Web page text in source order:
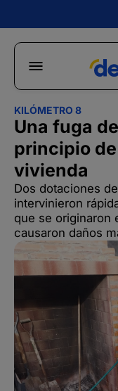
KILÓMETRO 8
Una fuga
principio
vivienda
Dos dotaciones
intervinieron
que se originaron
causaron daños